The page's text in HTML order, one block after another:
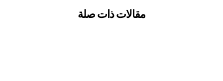
مقالات ذات صلة